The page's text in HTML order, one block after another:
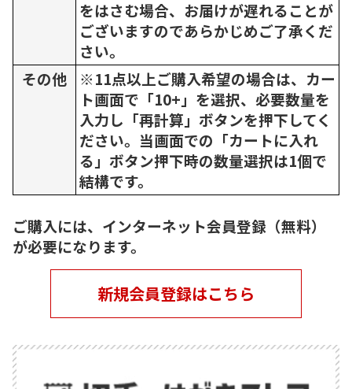
をはさむ場合、お届けが遅れることが
ございますのであらかじめご了承くだ
さい。
その他
※11点以上ご購入希望の場合は、カー
ト画面で「10+」を選択、必要数量を
入力し「再計算」ボタンを押下してく
ださい。当画面での「カートに入れ
る」ボタン押下時の数量選択は1個で
結構です。
ご購入には、インターネット会員登録（無料）
が必要になります。
新規会員登録はこちら